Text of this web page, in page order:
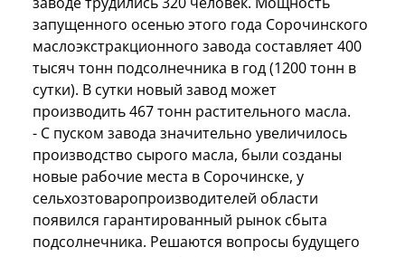
запущенного осенью этого года Сорочинского
маслоэкстракционного завода составляет 400
тысяч тонн подсолнечника в год (1200 тонн в
сутки). В сутки новый завод может
производить 467 тонн растительного масла.
- С пуском завода значительно увеличилось
производство сырого масла, были созданы
новые рабочие места в Сорочинске, у
сельхозтоваропроизводителей области
появился гарантированный рынок сбыта
подсолнечника. Решаются вопросы будущего